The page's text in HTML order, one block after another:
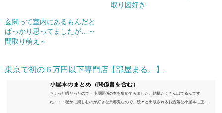
取り図好き
玄関って室内にあるもんだと
ばっかり思ってましたが…～
間取り萌え～
東京で初の６万円以下専門店【部屋まる。】
小屋本のまとめ（関係書を含む）
ちょっと暇だったので、小屋関係の本を集めてみました。結構たくさん出てるんです
ね・・・秘かに楽しむのが好きな天邪鬼なので、続々と出版されるお洒落な小屋本に正直